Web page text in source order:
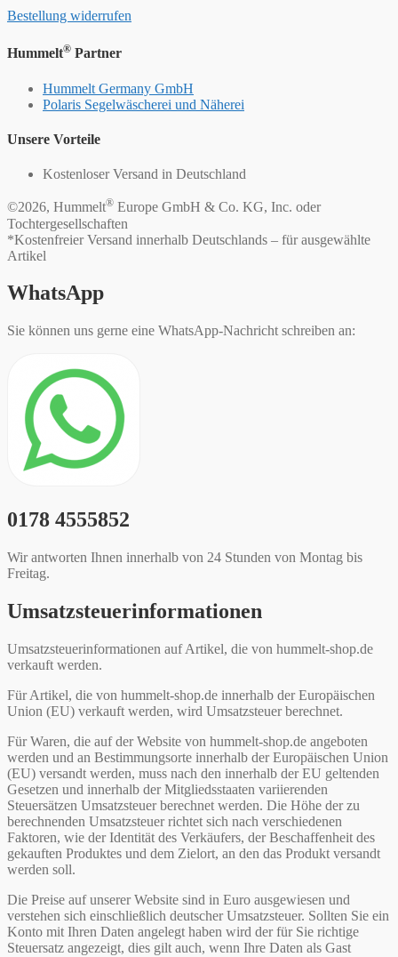
Bestellung widerrufen
Hummelt® Partner
Hummelt Germany GmbH
Polaris Segelwäscherei und Näherei
Unsere Vorteile
Kostenloser Versand in Deutschland
©2026, Hummelt® Europe GmbH & Co. KG, Inc. oder
Tochtergesellschaften
*Kostenfreier Versand innerhalb Deutschlands – für ausgewählte
Artikel
WhatsApp
Sie können uns gerne eine WhatsApp-Nachricht schreiben an:
0178 4555852
Wir antworten Ihnen innerhalb von 24 Stunden von Montag bis
Freitag.
Umsatzsteuerinformationen
Umsatzsteuerinformationen auf Artikel, die von hummelt-shop.de
verkauft werden.
Für Artikel, die von hummelt-shop.de innerhalb der Europäischen
Union (EU) verkauft werden, wird Umsatzsteuer berechnet.
Für Waren, die auf der Website von hummelt-shop.de angeboten
werden und an Bestimmungsorte innerhalb der Europäischen Union
(EU) versandt werden, muss nach den innerhalb der EU geltenden
Gesetzen und innerhalb der Mitgliedsstaaten variierenden
Steuersätzen Umsatzsteuer berechnet werden. Die Höhe der zu
berechnenden Umsatzsteuer richtet sich nach verschiedenen
Faktoren, wie der Identität des Verkäufers, der Beschaffenheit des
gekauften Produktes und dem Zielort, an den das Produkt versandt
werden soll.
Die Preise auf unserer Website sind in Euro ausgewiesen und
verstehen sich einschließlich deutscher Umsatzsteuer. Sollten Sie ein
Konto mit Ihren Daten angelegt haben wird der für Sie richtige
Steuersatz angezeigt, dies gilt auch, wenn Ihre Daten als Gast